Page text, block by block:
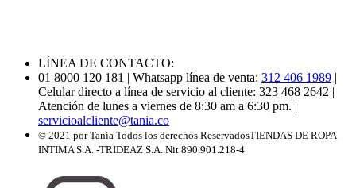
LÍNEA DE CONTACTO:
01 8000 120 181 | Whatsapp línea de venta: 312 406 1989 |
Celular directo a línea de servicio al cliente: 323 468 2642 |
Atención de lunes a viernes de 8:30 am a 6:30 pm. |
servicioalcliente@tania.co
© 2021 por Tania Todos los derechos ReservadosTIENDAS DE ROPA
INTIMA S.A. -TRIDEAZ S.A. Nit 890.901.218-4